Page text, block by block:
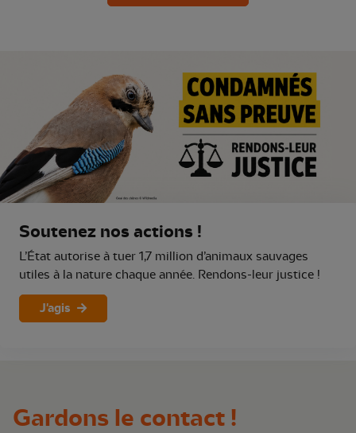
Soutenez nos actions !
L’État autorise à tuer 1,7 million d’animaux sauvages
utiles à la nature chaque année. Rendons-leur justice !
J'agis
Gardons le contact !